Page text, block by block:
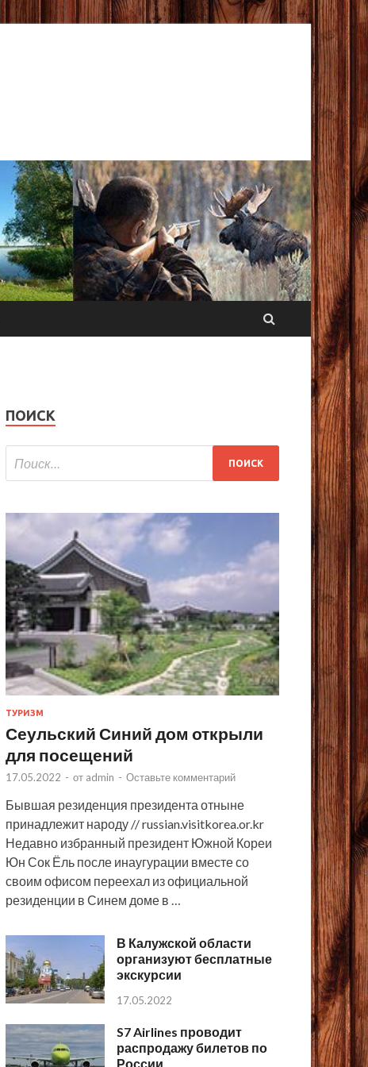
ПОИСК
ТУРИЗМ
Сеульский Синий дом открыли
для посещений
17.05.2022 - от admin - Оставьте комментарий
Бывшая резиденция президента отныне
принадлежит народу // russian.visitkorea.or.kr
Недавно избранный президент Южной Кореи
Юн Сок Ёль после инаугурации вместе со
своим офисом переехал из официальной
резиденции в Синем доме в …
В Калужской области
организуют бесплатные
экскурсии
17.05.2022
S7 Airlines проводит
распродажу билетов по
России